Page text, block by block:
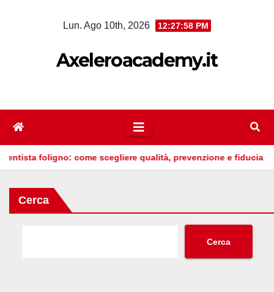
Lun. Ago 10th, 2026 12:27:59 PM
Axeleroacademy.it
come scegliere qualità, prevenzione e fiducia
Cerca
Cerca